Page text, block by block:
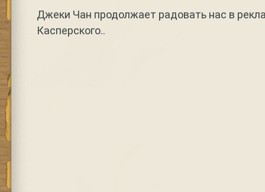
Джеки Чан продолжает радовать нас в
Касперского..